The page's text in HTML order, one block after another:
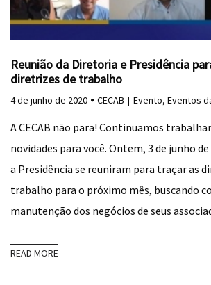
Reunião da Diretoria e Presidência
diretrizes de trabalho
4 de junho de 2020 CECAB Evento, Eventos
A CECAB não para! Continuamos
novidades para você. Ontem, 3 de junho
a Presidência se reuniram para traçar as
trabalho para o próximo mês, buscando
manutenção dos negócios de seus
READ MORE